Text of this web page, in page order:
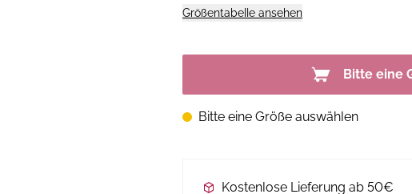
Größentabelle ansehen
Bitte eine
Bitte eine Größe auswählen
Kostenlose Lieferung ab 50€